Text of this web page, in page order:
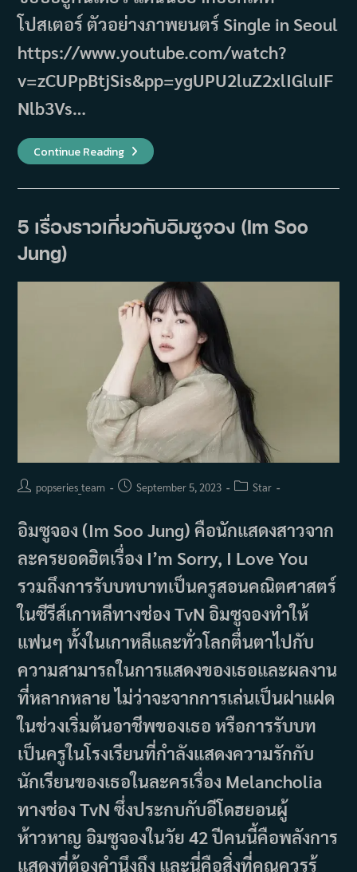
โปสเตอร์ ตัวอย่างภาพยนตร์ Single in Seoul
https://www.youtube.com/watch?
v=zCUPpBtjSis&pp=ygUPU2luZ2xlIGluIF
Nlb3Vs…
Continue Readingเรื่อง
ย่อ
In
(2023)
5 เรื่องราวเกี่ยวกับอิมซูจอง (Im Soo
Jung)
Postpopseries_team
PostSeptember 5, 2023
PostStar
อิมซูจอง (Im Soo Jung) คือนักแสดงสาวจาก
ละครยอดฮิตเรื่อง I’m Sorry, I Love You
รวมถึงการรับบทบาทเป็นครูสอนคณิตศาสตร์
ในซีรีส์เกาหลีทางช่อง TvN อิมซูจองทำให้
แฟนๆ ทั้งในเกาหลีและทั่วโลกตื่นตาไปกับ
ความสามารถในการแสดงของเธอและผลงาน
ที่หลากหลาย ไม่ว่าจะจากการเล่นเป็นฝาแฝด
ในช่วงเริ่มต้นอาชีพของเธอ หรือการรับบท
เป็นครูในโรงเรียนที่กำลังแสดงความรักกับ
นักเรียนของเธอในละครเรื่อง Melancholia
ทางช่อง TvN ซึ่งประกบกับอีโดฮยอนผู้
ห้าวหาญ อิมซูจองในวัย 42 ปีคนนี้คือพลังการ
แสดงที่ต้องคำนึงถึง และนี่คือสิ่งที่คุณควรรู้